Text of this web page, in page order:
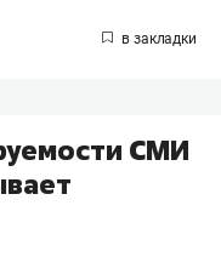
СМИ